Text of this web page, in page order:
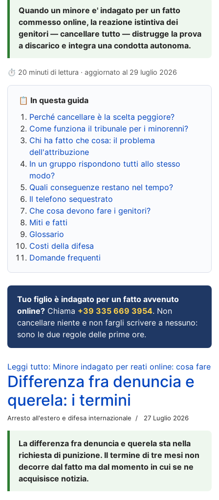
Quando un minore e' indagato per un fatto
commesso online, la reazione istintiva dei
genitori — cancellare tutto — distrugge la prova
a discarico e integra una condotta autonoma.
⏱ 20 minuti di lettura · aggiornato al 29 luglio 2026
📋 In questa guida
Perché cancellare è la scelta peggiore?
Come funziona il tribunale per i minorenni?
Chi ha fatto che cosa: il problema
dell'attribuzione
In un gruppo rispondono tutti allo stesso
modo?
Quali conseguenze restano nel tempo?
Il telefono sequestrato
Che cosa devono fare i genitori?
Miti e fatti
Glossario
Costi della difesa
Domande frequenti
Tuo figlio è indagato per un fatto avvenuto
online? Chiama +39 335 669 3954. Non
cancellare niente e non fargli scrivere a nessuno:
sono le due regole delle prime ore.
Leggi tutto: Minore indagato per reati online: cosa fare
Differenza fra denuncia e
querela: i termini
Arresto all'estero e difesa internazionale 27 Luglio 2026
La differenza fra denuncia e querela sta nella
richiesta di punizione. Il termine di tre mesi non
decorre dal fatto ma dal momento in cui se ne
acquisisce notizia.